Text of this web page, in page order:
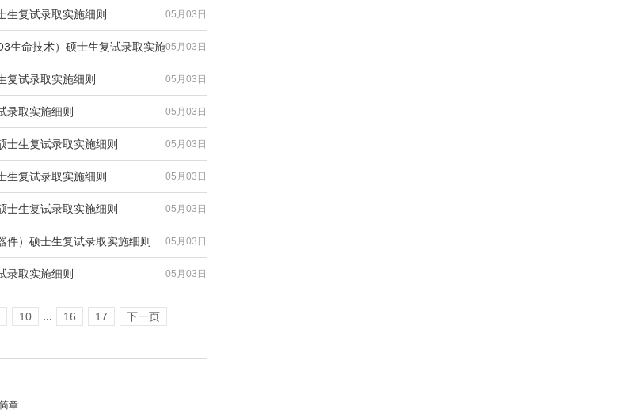
05月03日
生复试录取实施细则
05月03日
生命技术）硕士生复试录取实施
05月03日
复试录取实施细则
05月03日
录取实施细则
05月03日
士生复试录取实施细则
05月03日
生复试录取实施细则
05月03日
士生复试录取实施细则
05月03日
件）硕士生复试录取实施细则
05月03日
录取实施细则
10 16 17 下一页
章